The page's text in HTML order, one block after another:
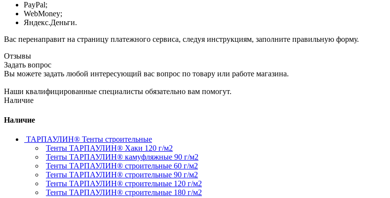
PayPal;
WebMoney;
Яндекс.Деньги.
Вас перенаправит на страницу платежного сервиса, следуя инструкциям, заполните правильную форму.
Отзывы
Задать вопрос
Вы можете задать любой интересующий вас вопрос по товару или работе магазина.
Наши квалифицированные специалисты обязательно вам помогут.
Наличие
Наличие
ТАРПАУЛИН® Тенты строительные
Тенты ТАРПАУЛИН® Хаки 120 г/м2
Тенты ТАРПАУЛИН® камуфляжные 90 г/м2
Тенты ТАРПАУЛИН® строительные 60 г/м2
Тенты ТАРПАУЛИН® строительные 90 г/м2
Тенты ТАРПАУЛИН® строительные 120 г/м2
Тенты ТАРПАУЛИН® строительные 180 г/м2